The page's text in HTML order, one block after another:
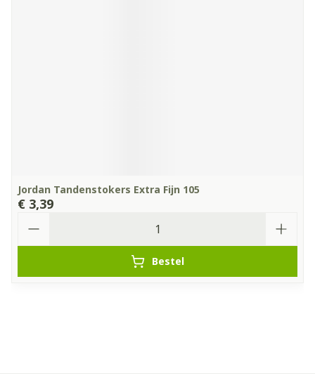
Jordan Tandenstokers Extra Fijn 105
€ 3,39
Bestel